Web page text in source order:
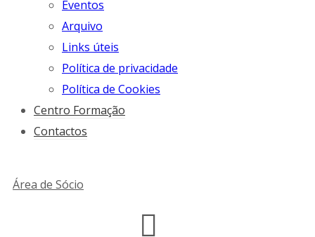
Eventos
Arquivo
Links úteis
Política de privacidade
Política de Cookies
Centro Formação
Contactos
Área de Sócio